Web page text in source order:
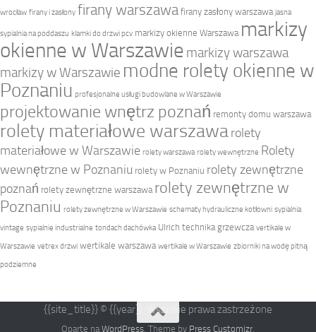
wrocław firany i zasłony firany warszawa firany zasłony warszawa jasna
sypialnia na poddaszu klamki do drzwi pcv markizy okienne Warszawa markizy
okienne w Warszawie markizy warszawa
markizy w Warszawie modne rolety okienne w
Poznaniu profesjonalne usługi budowlane w Warszawie
projektowanie wnętrz poznań remonty domu warszawa
rolety materiałowe warszawa rolety
materiałowe w Warszawie rolety warszawa rolety wewnętrzne Rolety
wewnętrzne w Poznaniu rolety w Poznaniu rolety zewnętrzne
poznań rolety zewnętrzne warszawa rolety zewnętrzne w
Poznaniu rolety zewnętrzne w Warszawie schematy hydrauliczne kotłowni sypialnia
vintage sypialnie industrialne tondach dachówka Ulrich technika grzewcza vertikale w
Warszawie vetrex drzwi wertikale warszawa wertikale w Warszawie zbiorniki na wodę pitną
podziemne
{{site_title}} © {{year}}. Wszelkie prawa zastrzeżone
Oparte naWordPress. Theme by Press Customizr.